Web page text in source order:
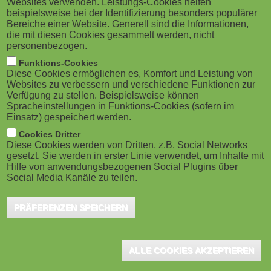
M
o
b
i
l
e
)
g
a
o
n
Eindhoven/Frankfurt a.M., November 2023 - Erst der
Schreibtisch, dann die Produktionshalle –
diese Reihenfolge galt lange Zeit bei Weiterbildungen
und beim eLearning in Unternehmen des
produzierenden Gewerbes, insbesondere für die
sogenannten Soft Skills. Mit einem neuen
Thematik an und entwickelt Lösungen, wie die
Schichtdienst Wirklichkeit werden kann.
Websites verwenden. Leistungs-Cookies helfen
beispielsweise bei der Identifizierung besonders populärer
Bereiche einer Website. Generell sind die Informationen,
die mit diesen Cookies gesammelt werden, nicht
personenbezogen.
Funktions-Cookies
Diese Cookies ermöglichen es, Komfort und Leistung von
Websites zu verbessern und verschiedene Funktionen zur
Verfügung zu stellen. Beispielsweise können
Spracheinstellungen in Funktions-Cookies (sofern im
Einsatz) gespeichert werden.
Cookies Dritter
Diese Cookies werden von Dritten, z.B. Social Networks
gesetzt. Sie werden in erster Linie verwendet, um Inhalte mit
Hilfe von anwendungsbezogenen Social Plugins über
Social Media Kanäle zu teilen.
PRÄFERENZEN SPEICHERN
ALLE COOKIES AKZEPTIEREN